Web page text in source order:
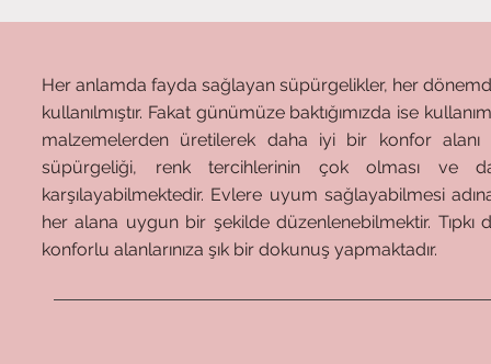
Her anlamda fayda sağlayan süpürgelikler, her
kullanılmıştır. Fakat günümüze baktığımızda ise
malzemelerden üretilerek daha iyi bir konfor alanı
süpürgeliği, renk tercihlerinin çok olması ve
karşılayabilmektedir. Evlere uyum sağlayabilmesi
her alana uygun bir şekilde düzenlenebilmektir.
konforlu alanlarınıza şık bir dokunuş yapmaktadır.